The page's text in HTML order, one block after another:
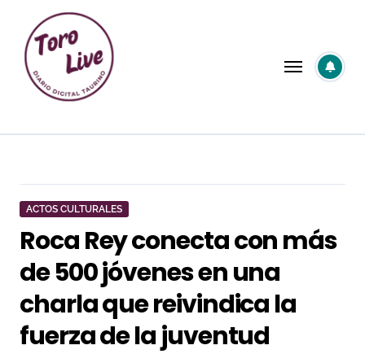
contenido
ACTOS CULTURALES
Roca Rey conecta con más
de 500 jóvenes en una
charla que reivindica la
fuerza de la juventud